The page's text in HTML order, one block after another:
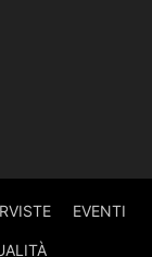
EVENTI